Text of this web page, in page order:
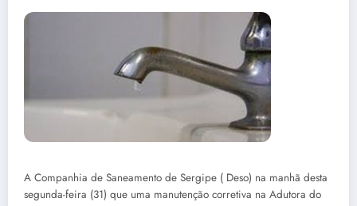
A Companhia de Saneamento de Sergipe ( Deso) na manhã desta
segunda-feira (31) que uma manutenção corretiva na Adutora do